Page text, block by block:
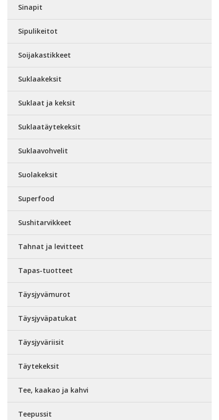
Sinapit
Sipulikeitot
Soijakastikkeet
Suklaakeksit
Suklaat ja keksit
Suklaatäytekeksit
Suklaavohvelit
Suolakeksit
Superfood
Sushitarvikkeet
Tahnat ja levitteet
Tapas-tuotteet
Täysjyvämurot
Täysjyväpatukat
Täysjyväriisit
Täytekeksit
Tee, kaakao ja kahvi
Teepussit